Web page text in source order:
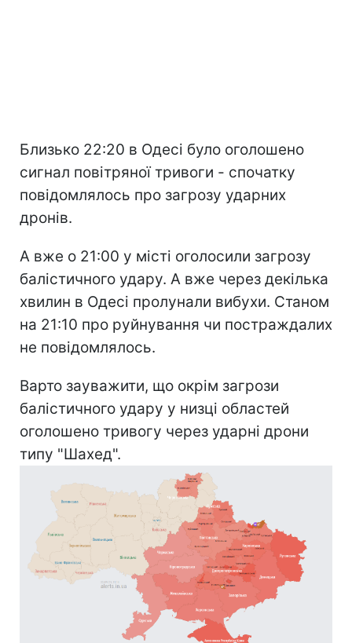
Близько 22:20 в Одесі було оголошено
сигнал повітряної тривоги - спочатку
повідомлялось про загрозу ударних
дронів.
А вже о 21:00 у місті оголосили загрозу
балістичного удару. А вже через декілька
хвилин в Одесі пролунали вибухи. Станом
на 21:10 про руйнування чи постраждалих
не повідомлялось.
Варто зауважити, що окрім загрози
балістичного удару у низці областей
оголошено тривогу через ударні дрони
типу "Шахед".